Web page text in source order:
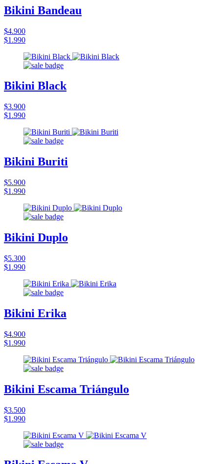
Bikini Bandeau
$4.900
$1.990
Bikini Black
$3.900
$1.990
Bikini Buriti
$5.900
$1.990
Bikini Duplo
$5.300
$1.990
Bikini Erika
$4.900
$1.990
Bikini Escama Triángulo
$3.500
$1.990